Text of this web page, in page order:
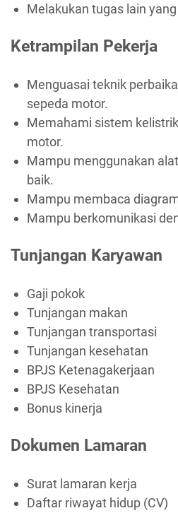
Melakukan tugas lain
Ketrampilan Pekerja
Menguasai teknik
sepeda motor.
Memahami sistem
motor.
Mampu menggunakan
baik.
Mampu membaca
Mampu berkomunikasi
Tunjangan Karyawan
Gaji pokok
Tunjangan makan
Tunjangan transportasi
Tunjangan kesehatan
BPJS Ketenagakerjaan
BPJS Kesehatan
Bonus kinerja
Dokumen Lamaran
Surat lamaran kerja
Daftar riwayat hidup (CV)